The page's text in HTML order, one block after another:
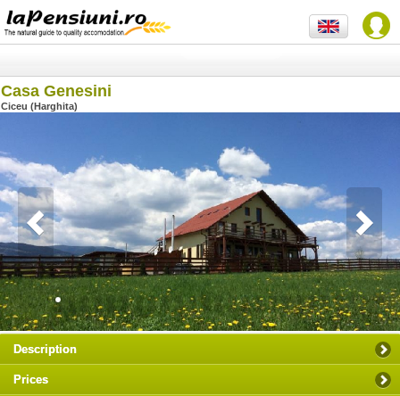
Casa Genesini
Ciceu (Harghita)
Description
Prices